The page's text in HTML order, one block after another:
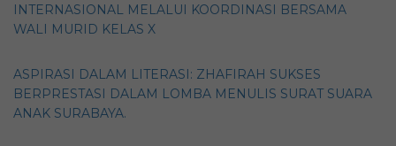
INTERNASIONAL MELALUI KOORDINASI BERSAMA
WALI MURID KELAS X
ASPIRASI DALAM LITERASI: ZHAFIRAH SUKSES
BERPRESTASI DALAM LOMBA MENULIS SURAT SUARA
ANAK SURABAYA.